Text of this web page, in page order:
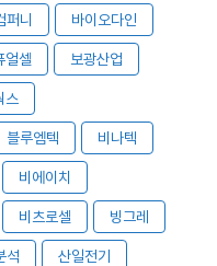
퍼니 바이오다인
얼셀 보광산업
스
블루엠텍 비나텍
비에이치
비츠로셀 빙그레
석 산일전기